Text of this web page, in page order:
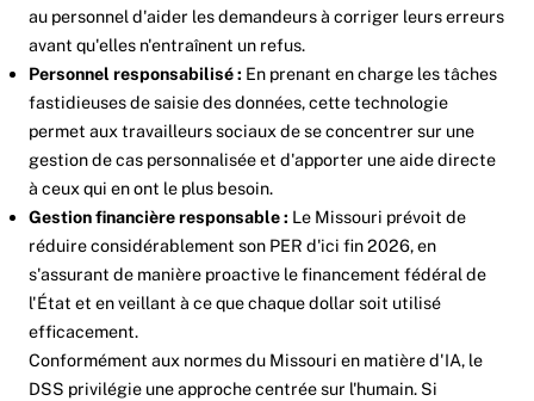
au personnel d'aider les demandeurs à corriger leurs erreurs
avant qu'elles n'entraînent un refus.
Personnel responsabilisé : En prenant en charge les tâches
fastidieuses de saisie des données, cette technologie
permet aux travailleurs sociaux de se concentrer sur une
gestion de cas personnalisée et d'apporter une aide directe
à ceux qui en ont le plus besoin.
Gestion financière responsable : Le Missouri prévoit de
réduire considérablement son PER d'ici fin 2026, en
s'assurant de manière proactive le financement fédéral de
l'État et en veillant à ce que chaque dollar soit utilisé
efficacement.
Conformément aux normes du Missouri en matière d'IA, le
DSS privilégie une approche centrée sur l'humain. Si